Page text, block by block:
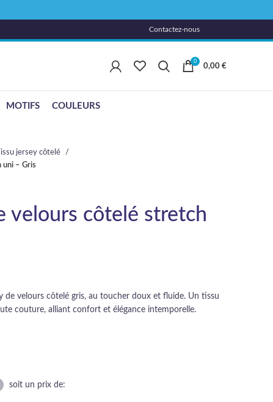
Contactez-nous
0
0,00 €
MOTIFS COULEURS
Tissu jersey côtelé
uni – Gris
velours côtelé stretch
de velours côtelé gris, au toucher doux et fluide. Un tissu
couture, alliant confort et élégance intemporelle.
soit un prix de: